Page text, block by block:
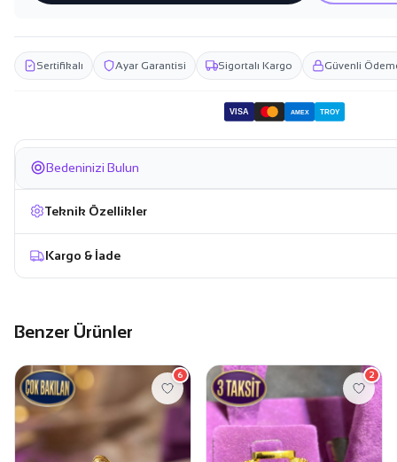
Sertifikalı Ayar Garantisi Sigortalı Kargo Güvenli
VISA AMEX TROY
Bedeninizi Bulun
Teknik Özellikler
Kargo & İade
Benzer Ürünler
6 2